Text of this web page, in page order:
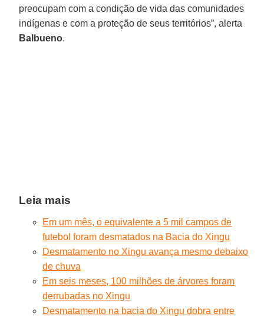
preocupam com a condição de vida das comunidades
indígenas e com a proteção de seus territórios”, alerta
Balbueno.
Leia mais
Em um mês, o equivalente a 5 mil campos de
futebol foram desmatados na Bacia do Xingu
Desmatamento no Xingu avança mesmo debaixo
de chuva
Em seis meses, 100 milhões de árvores foram
derrubadas no Xingu
Desmatamento na bacia do Xingu dobra entre